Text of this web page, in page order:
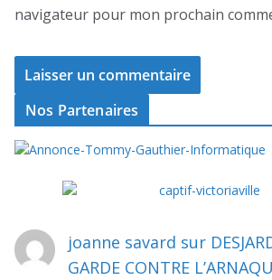
navigateur pour mon prochain
Nos Partenaires
joanne savard sur
GARDE CONTRE